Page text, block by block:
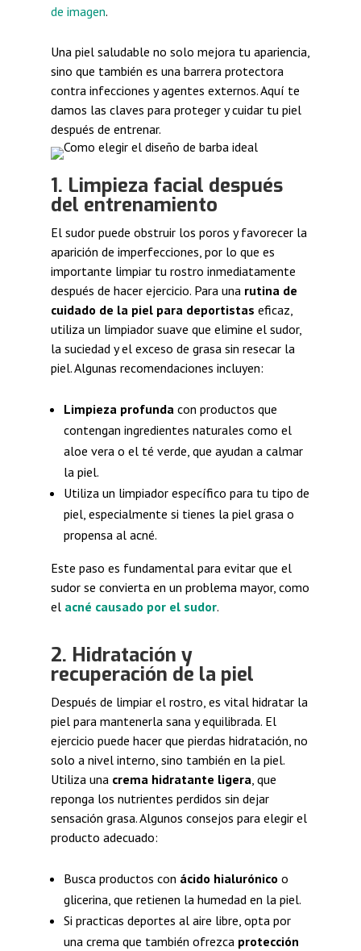
de imagen.
Una piel saludable no solo mejora tu apariencia,
sino que también es una barrera protectora
contra infecciones y agentes externos. Aquí te
damos las claves para proteger y cuidar tu piel
después de entrenar.
1. Limpieza facial después
del entrenamiento
El sudor puede obstruir los poros y favorecer la
aparición de imperfecciones, por lo que es
importante limpiar tu rostro inmediatamente
después de hacer ejercicio. Para una rutina de
cuidado de la piel para deportistas eficaz,
utiliza un limpiador suave que elimine el sudor,
la suciedad y el exceso de grasa sin resecar la
piel. Algunas recomendaciones incluyen:
Limpieza profundacon productos que
contengan ingredientes naturales como el
aloe vera o el té verde, que ayudan a calmar
la piel.
Utiliza un limpiador específico para tu tipo de
piel, especialmente si tienes la piel grasa o
propensa al acné.
Este paso es fundamental para evitar que el
sudor se convierta en un problema mayor, como
el acné causado por el sudor.
2. Hidratación y
recuperación de la piel
Después de limpiar el rostro, es vital hidratar la
piel para mantenerla sana y equilibrada. El
ejercicio puede hacer que pierdas hidratación, no
solo a nivel interno, sino también en la piel.
Utiliza una crema hidratante ligera, que
reponga los nutrientes perdidos sin dejar
sensación grasa. Algunos consejos para elegir el
producto adecuado:
Busca productos con ácido hialurónico o
glicerina, que retienen la humedad en la piel.
Si practicas deportes al aire libre, opta por
una crema que también ofrezca protección